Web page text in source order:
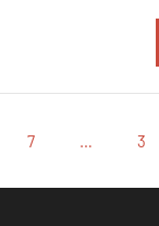
3
…
7